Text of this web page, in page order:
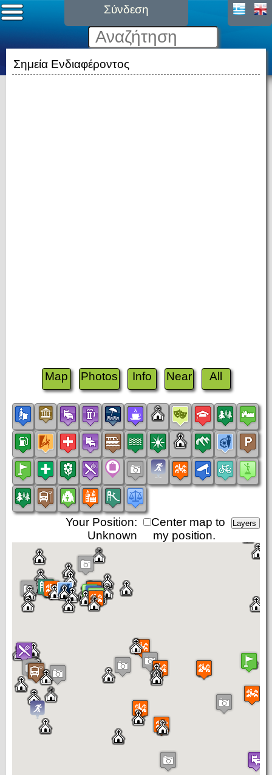
Σύνδεση
Σημεία Ενδιαφέροντος
Map Photos Info Near All
Center map to
my position.
Your Position:
Unknown